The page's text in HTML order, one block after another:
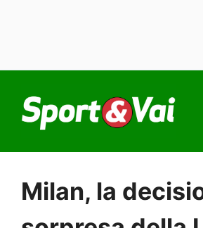
contenuto
Milan, la